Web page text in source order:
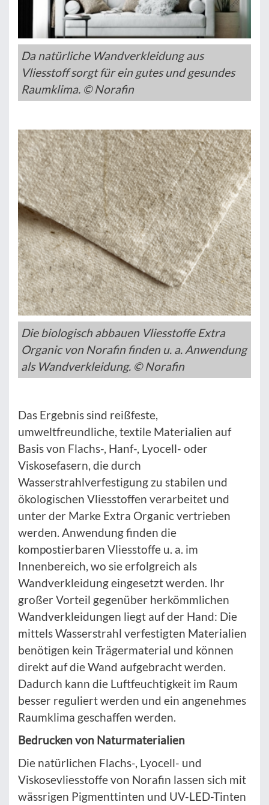
Da natürliche Wandverkleidung aus
Vliesstoff sorgt für ein gutes und gesundes
Raumklima. © Norafin
Die biologisch abbauen Vliesstoffe Extra
Organic von Norafin finden u. a. Anwendung
als Wandverkleidung. © Norafin
Das Ergebnis sind reißfeste,
umweltfreundliche, textile Materialien auf
Basis von Flachs-, Hanf-, Lyocell- oder
Viskosefasern, die durch
Wasserstrahlverfestigung zu stabilen und
ökologischen Vliesstoffen verarbeitet und
unter der Marke Extra Organic vertrieben
werden. Anwendung finden die
kompostierbaren Vliesstoffe u. a. im
Innenbereich, wo sie erfolgreich als
Wandverkleidung eingesetzt werden. Ihr
großer Vorteil gegenüber herkömmlichen
Wandverkleidungen liegt auf der Hand: Die
mittels Wasserstrahl verfestigten Materialien
benötigen kein Trägermaterial und können
direkt auf die Wand aufgebracht werden.
Dadurch kann die Luftfeuchtigkeit im Raum
besser reguliert werden und ein angenehmes
Raumklima geschaffen werden.
Bedrucken von Naturmaterialien
Die natürlichen Flachs-, Lyocell- und
Viskosevliesstoffe von Norafin lassen sich mit
wässrigen Pigmenttinten und UV-LED-Tinten